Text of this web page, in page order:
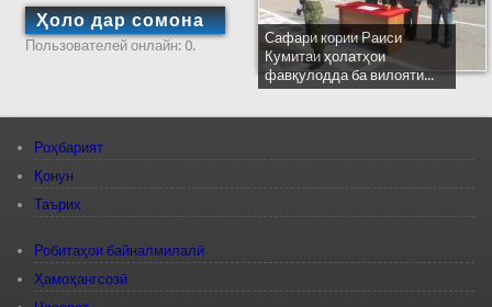
Ҳоло дар сомона
Пользователей онлайн: 0.
Сафари кории Раиси
Кумитаи ҳолатҳои
фавқулодда ба вилояти...
Роҳбарият
Қонун
Таърих
Робитаҳои байналмилалӣ
Ҳамоҳангсозӣ